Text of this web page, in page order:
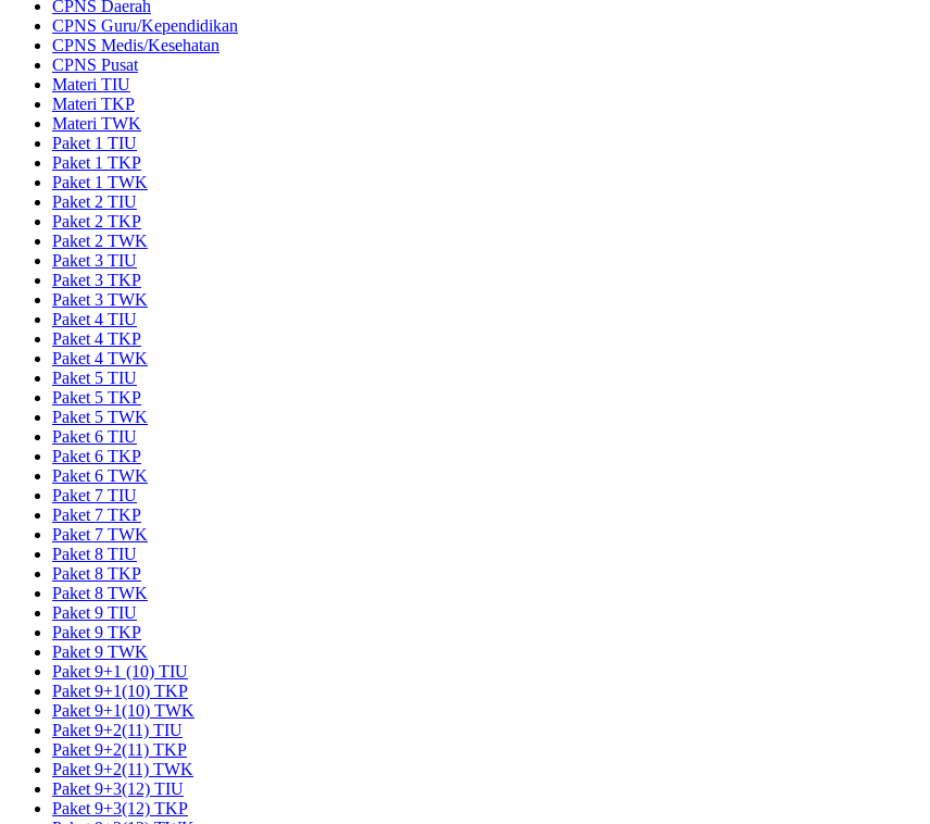
CPNS Daerah
CPNS Guru/Kependidikan
CPNS Medis/Kesehatan
CPNS Pusat
Materi TIU
Materi TKP
Materi TWK
Paket 1 TIU
Paket 1 TKP
Paket 1 TWK
Paket 2 TIU
Paket 2 TKP
Paket 2 TWK
Paket 3 TIU
Paket 3 TKP
Paket 3 TWK
Paket 4 TIU
Paket 4 TKP
Paket 4 TWK
Paket 5 TIU
Paket 5 TKP
Paket 5 TWK
Paket 6 TIU
Paket 6 TKP
Paket 6 TWK
Paket 7 TIU
Paket 7 TKP
Paket 7 TWK
Paket 8 TIU
Paket 8 TKP
Paket 8 TWK
Paket 9 TIU
Paket 9 TKP
Paket 9 TWK
Paket 9+1 (10) TIU
Paket 9+1(10) TKP
Paket 9+1(10) TWK
Paket 9+2(11) TIU
Paket 9+2(11) TKP
Paket 9+2(11) TWK
Paket 9+3(12) TIU
Paket 9+3(12) TKP